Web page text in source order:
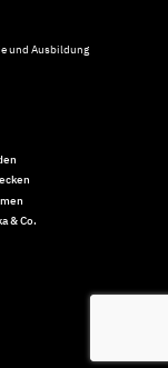
und Ausbildung
& Co.